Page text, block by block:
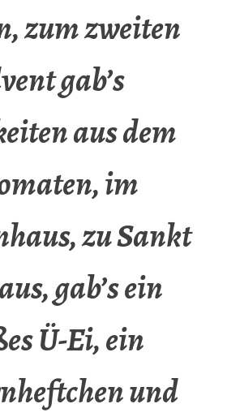
zum zweiten
gab’s
aus dem
im
zu Sankt
gab’s ein
Ü-Ei, ein
und